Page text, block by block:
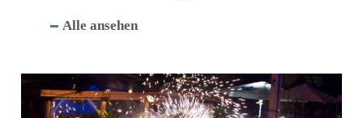
Alle ansehen